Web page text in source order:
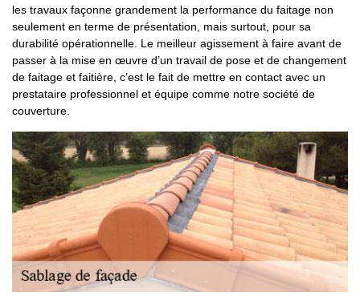
les travaux façonne grandement la performance du faitage non
seulement en terme de présentation, mais surtout, pour sa
durabilité opérationnelle. Le meilleur agissement à faire avant de
passer à la mise en œuvre d’un travail de pose et de changement
de faitage et faitière, c’est le fait de mettre en contact avec un
prestataire professionnel et équipe comme notre société de
couverture.